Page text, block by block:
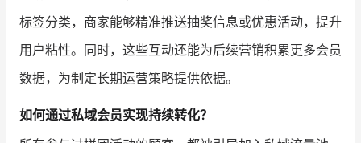
标签分类，商家能够精准推送抽奖信息或优惠活动，提升
用户粘性。同时，这些互动还能为后续营销积累更多会员
数据，为制定长期运营策略提供依据。
如何通过私域会员实现持续转化？